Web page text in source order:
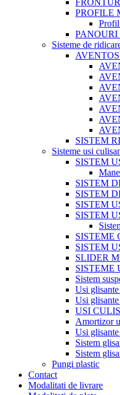
PROFILE
PANOURI
Sisteme de
SISTEM
Sisteme usi
SISTEM
SISTEM
SISTEM
SISTEM
SISTEM
SISTEME
SISTEM
SLIDER
SISTEME
Sistem
Usi
Usi
USI
Amortizor
Usi
Sistem
Sistem
Pungi plastic
Contact
Modalitati de livrare